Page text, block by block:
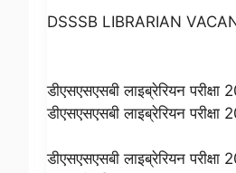
DSSSB LIBRARIAN
डीएसएसएसबी लाइब्रेरियन
डीएसएसएसबी लाइब्रेरियन
डीएसएसएसबी लाइब्रेरियन परीक्षा